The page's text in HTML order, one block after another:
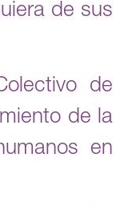
de sus
de
de la
en